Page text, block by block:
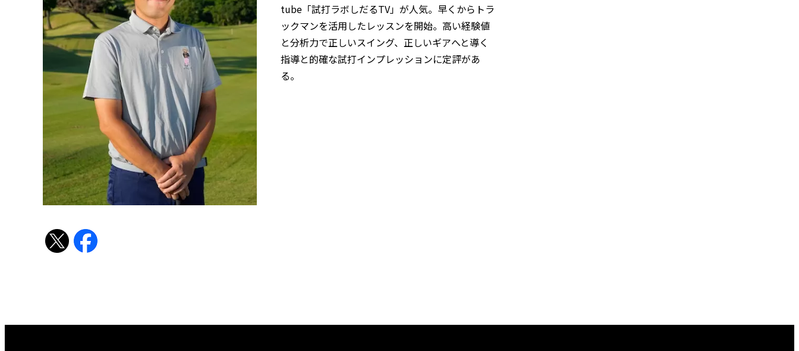
tube「試打ラボしだるTV」が人気。早くからトラ
ックマンを活用したレッスンを開始。高い経験値
と分析力で正しいスイング、正しいギアへと導く
指導と的確な試打インプレッションに定評があ
る。